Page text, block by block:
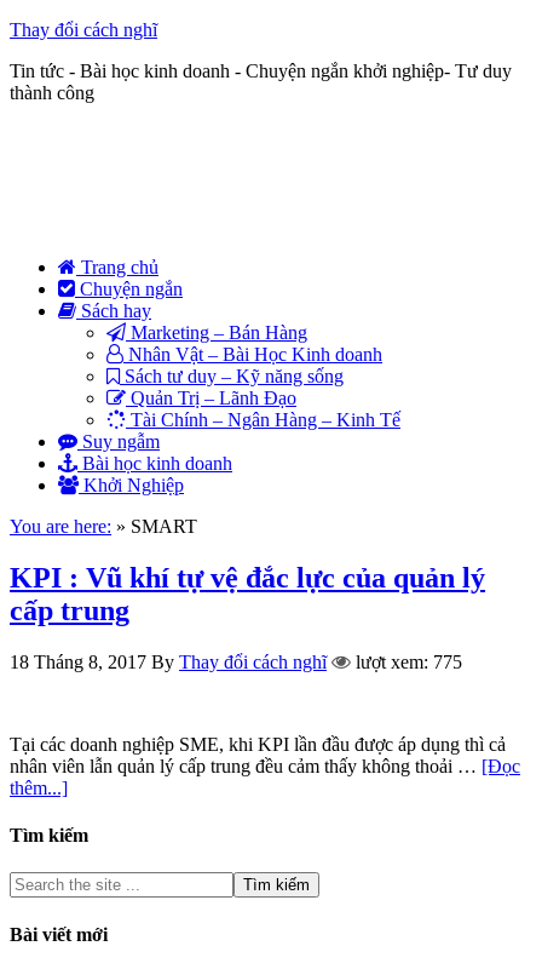
Thay đổi cách nghĩ
Tin tức - Bài học kinh doanh - Chuyện ngắn khởi nghiệp- Tư duy
thành công
Trang chủ
Chuyện ngắn
Sách hay
Marketing – Bán Hàng
Nhân Vật – Bài Học Kinh doanh
Sách tư duy – Kỹ năng sống
Quản Trị – Lãnh Đạo
Tài Chính – Ngân Hàng – Kinh Tế
Suy ngẫm
Bài học kinh doanh
Khởi Nghiệp
You are here: » SMART
KPI : Vũ khí tự vệ đắc lực của quản lý
cấp trung
18 Tháng 8, 2017 By Thay đổi cách nghĩ lượt xem: 775
Tại các doanh nghiệp SME, khi KPI lần đầu được áp dụng thì cả
nhân viên lẫn quản lý cấp trung đều cảm thấy không thoải … [Đọc
thêm...]
Tìm kiếm
Bài viết mới